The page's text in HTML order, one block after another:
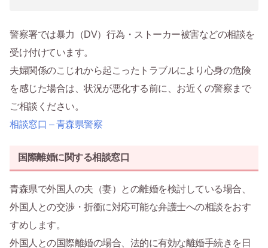
警察署では暴力（DV）行為・ストーカー被害などの相談を
受け付けています。
夫婦関係のこじれから起こったトラブルにより心身の危険
を感じた場合は、状況が悪化する前に、お近くの警察まで
ご相談ください。
相談窓口 – 青森県警察
国際離婚に関する相談窓口
青森県で外国人の夫（妻）との離婚を検討している場合、
外国人との交渉・折衝に対応可能な弁護士への相談をおす
すめします。
外国人との国際離婚の場合、法的に有効な離婚手続きを日